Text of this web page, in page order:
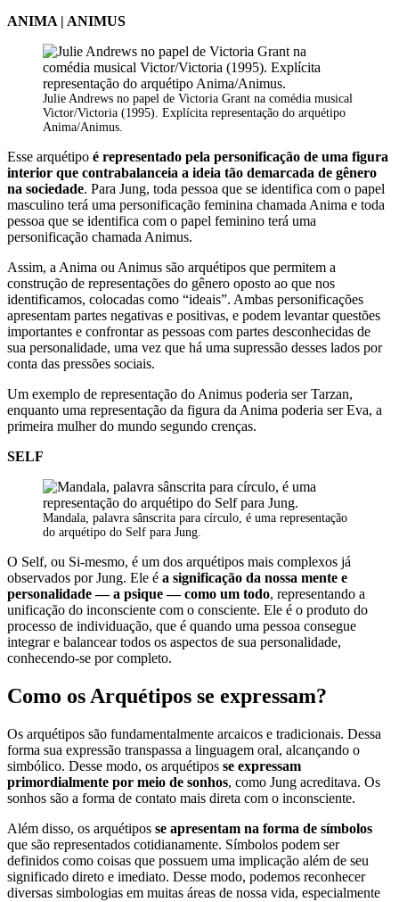
ANIMA | ANIMUS
Julie Andrews no papel de Victoria Grant na comédia musical
Victor/Victoria (1995). Explícita representação do arquétipo
Anima/Animus.
Esse arquétipo é representado pela personificação de uma figura
interior que contrabalanceia a ideia tão demarcada de gênero
na sociedade. Para Jung, toda pessoa que se identifica com o papel
masculino terá uma personificação feminina chamada Anima e toda
pessoa que se identifica com o papel feminino terá uma
personificação chamada Animus.
Assim, a Anima ou Animus são arquétipos que permitem a
construção de representações do gênero oposto ao que nos
identificamos, colocadas como “ideais”. Ambas personificações
apresentam partes negativas e positivas, e podem levantar questões
importantes e confrontar as pessoas com partes desconhecidas de
sua personalidade, uma vez que há uma supressão desses lados por
conta das pressões sociais.
Um exemplo de representação do Animus poderia ser Tarzan,
enquanto uma representação da figura da Anima poderia ser Eva, a
primeira mulher do mundo segundo crenças.
SELF
Mandala, palavra sânscrita para círculo, é uma representação
do arquétipo do Self para Jung.
O Self, ou Si-mesmo, é um dos arquétipos mais complexos já
observados por Jung. Ele é a significação da nossa mente e
personalidade — a psique — como um todo, representando a
unificação do inconsciente com o consciente. Ele é o produto do
processo de individuação, que é quando uma pessoa consegue
integrar e balancear todos os aspectos de sua personalidade,
conhecendo-se por completo.
Como os Arquétipos se expressam?
Os arquétipos são fundamentalmente arcaicos e tradicionais. Dessa
forma sua expressão transpassa a linguagem oral, alcançando o
simbólico. Desse modo, os arquétipos se expressam
primordialmente por meio de sonhos, como Jung acreditava. Os
sonhos são a forma de contato mais direta com o inconsciente.
Além disso, os arquétipos se apresentam na forma de símbolos
que são representados cotidianamente. Símbolos podem ser
definidos como coisas que possuem uma implicação além de seu
significado direto e imediato. Desse modo, podemos reconhecer
diversas simbologias em muitas áreas de nossa vida, especialmente